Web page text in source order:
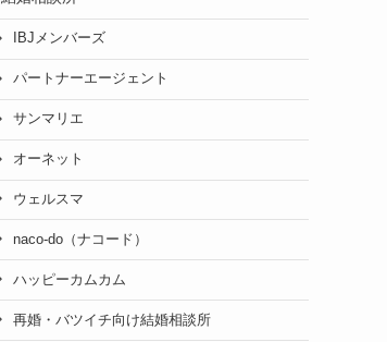
IBJメンバーズ
パートナーエージェント
サンマリエ
オーネット
ウェルスマ
naco-do（ナコード）
ハッピーカムカム
再婚・バツイチ向け結婚相談所